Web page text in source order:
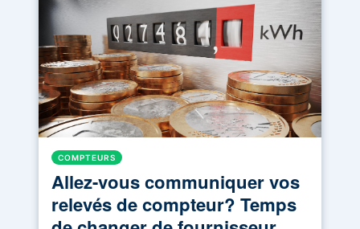
COMPTEURS
Allez-vous communiquer vos
relevés de compteur? Temps